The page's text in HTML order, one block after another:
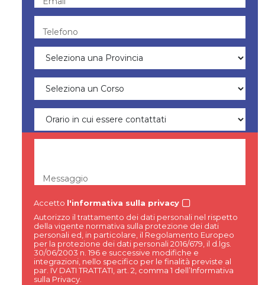
Telefono
Messaggio
Accetto l'informativa sulla privacy
Autorizzo il trattamento dei dati personali nel rispetto
della vigente normativa sulla protezione dei dati
personali ed, in particolare, il Regolamento Europeo
per la protezione dei dati personali 2016/679, il d.lgs.
30/06/2003 n. 196 e successive modifiche e
integrazioni, nello specifico per le finalità previste al
par. IV DATI TRATTATI, art. 2, comma 1 dell’Informativa
sulla Privacy.